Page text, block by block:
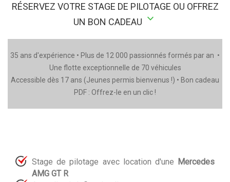
RÉSERVEZ VOTRE STAGE DE PILOTAGE OU OFFREZ
UN BON CADEAU stat_minus_1
35 ans d'expérience • Plus de 12 000 passionnés formés par an •
Une flotte exceptionnelle de 70 véhicules
Accessible dès 17 ans (Jeunes permis bienvenus !) • Bon cadeau
PDF : Offrez-le en un clic !
Stage de pilotage avec location d'une Mercedes
AMG GT R